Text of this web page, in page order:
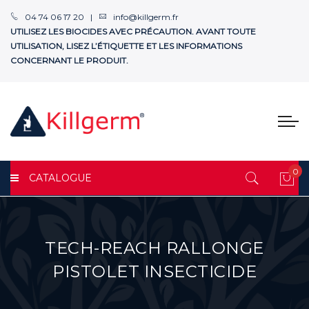
04 74 06 17 20 |
info@killgerm.fr
UTILISEZ LES BIOCIDES AVEC PRÉCAUTION. AVANT TOUTE
UTILISATION, LISEZ L’ÉTIQUETTE ET LES INFORMATIONS
CONCERNANT LE PRODUIT.
CATALOGUE
0
TECH-REACH RALLONGE
PISTOLET INSECTICIDE